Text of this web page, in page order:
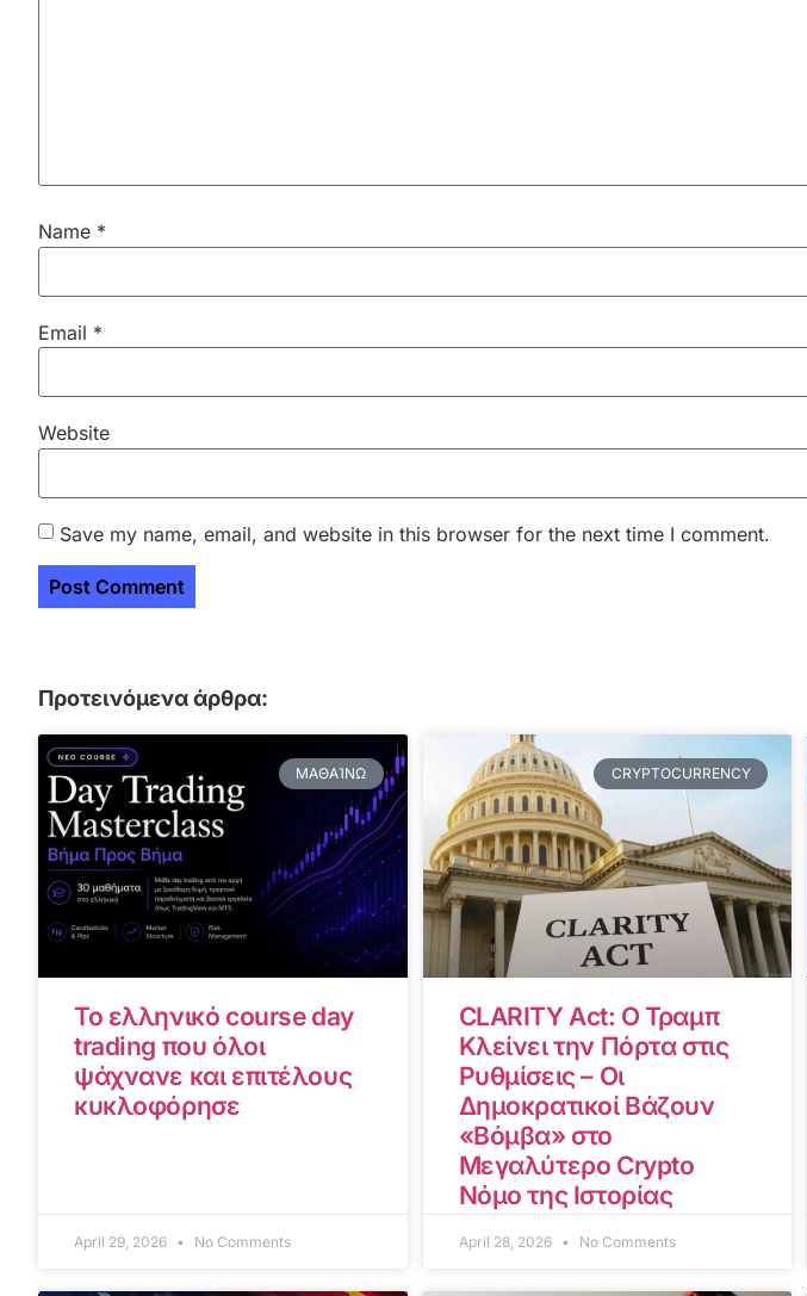
Name *
Email *
Website
Save my name, email, and website in this browser for the next time I comment.
Προτεινόμενα άρθρα:
ΜΑΘΑΊΝΩ
Το ελληνικό course day
trading που όλοι
ψάχνανε και επιτέλους
κυκλοφόρησε
April 29, 2026 No Comments
CRYPTOCURRENCY
CLARITY Act: Ο Τραμπ
Κλείνει την Πόρτα στις
Ρυθμίσεις – Οι
Δημοκρατικοί Βάζουν
«Βόμβα» στο
Μεγαλύτερο Crypto
Νόμο της Ιστορίας
April 28, 2026 No Comments